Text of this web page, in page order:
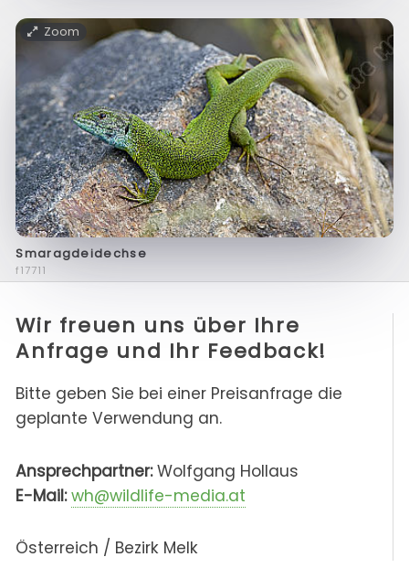
Zoom
Smaragdeidechse
f17711
Wir freuen uns über Ihre
Anfrage und Ihr Feedback!
Bitte geben Sie bei einer Preisanfrage die
geplante Verwendung an.
Ansprechpartner:Wolfgang Hollaus
E-Mail: wh@wildlife-media.at
Österreich / Bezirk Melk